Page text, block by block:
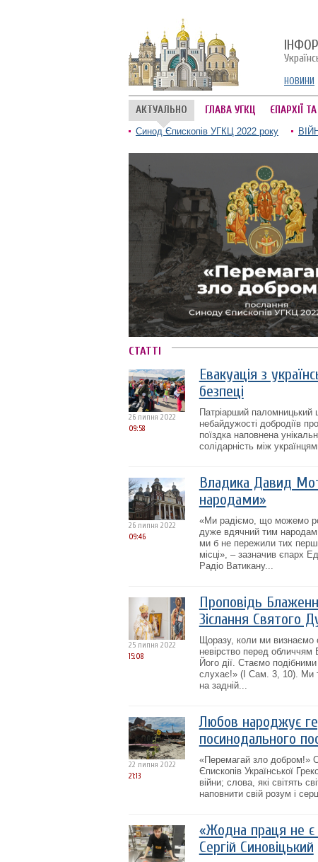
НОВИНИ
АКТУАЛЬНО ГЛАВА УГКЦ ЄПАРХІЇ
Синод Єпископів УГКЦ 2022 року
СТАТТІ
26 липня 2022
09:58
Евакуація з
безпеці
Патріарший паломницький
небайдужості добродіїв
поїздка наповнена
солідарність між
26 липня 2022
09:46
Владика Давид
народами»
«Ми радіємо, що можемо
дуже вдячний тим
ми б не пережили тих
місці», – зазначив єпарх
Радіо Ватикану...
25 липня 2022
15:08
Проповідь
Зіслання Святого
Щоразу, коли ми визнаємо
невірство перед обличчям
Його дії. Стаємо
слухає!» (І Сам. 3, 10). Ми
на задній...
22 липня 2022
21:13
Любов народжує
посинодального
«Перемагай зло добром!»
Єпископів Української
війни; слова, які світять
наповнити свій розум і
«Жодна праця не
Сергій Синовіцький